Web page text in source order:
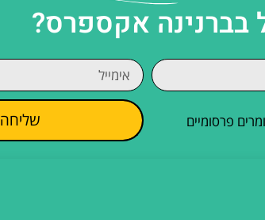
בברנינה אקספרס?
פרסומיים שליחה